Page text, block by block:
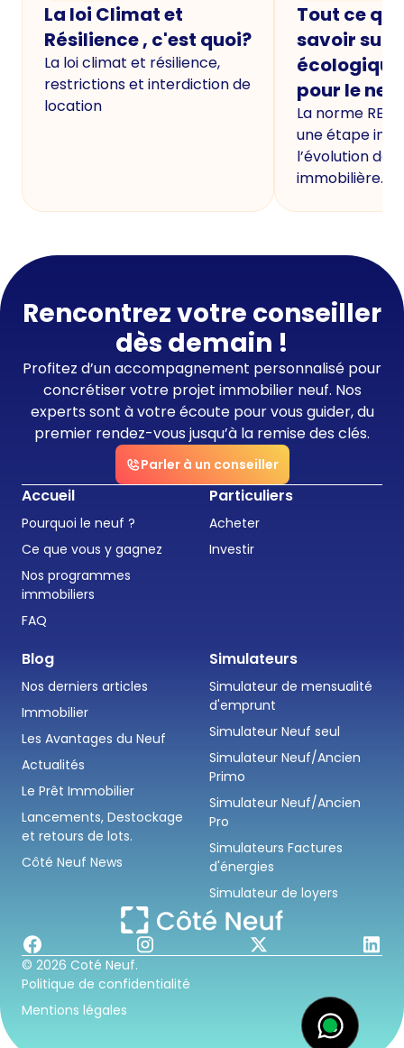
La loi Climat et
Résilience , c'est quoi?
La loi climat et résilience,
restrictions et interdiction de
location
Tout ce
savoir sur
écologique
pour le
La norme
une étape
l’évolution de
immobilière.
Rencontrez votre conseiller
dès demain !
Profitez d’un accompagnement personnalisé pour
concrétiser votre projet immobilier neuf. Nos
experts sont à votre écoute pour vous guider, du
premier rendez-vous jusqu’à la remise des clés.
Parler à un conseiller
Accueil
Pourquoi le neuf ?
Ce que vous y gagnez
Nos programmes
immobiliers
FAQ
Particuliers
Acheter
Investir
Blog
Nos derniers articles
Immobilier
Les Avantages du Neuf
Actualités
Le Prêt Immobilier
Lancements, Destockage
et retours de lots.
Côté Neuf News
Simulateurs
Simulateur de mensualité
d'emprunt
Simulateur Neuf seul
Simulateur Neuf/Ancien
Primo
Simulateur Neuf/Ancien
Pro
Simulateurs Factures
d'énergies
Simulateur de loyers
© 2026 Coté Neuf.
Politique de confidentialité
Mentions légales